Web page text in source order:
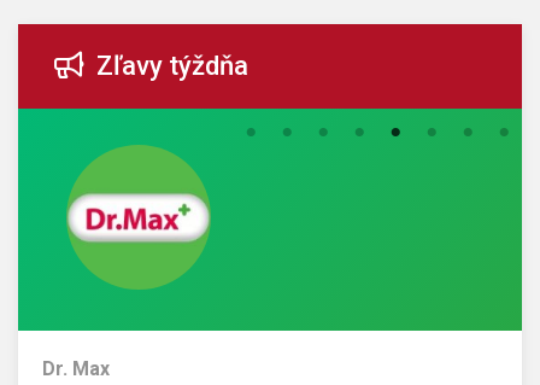
Zľavy týždňa
Dr. Max